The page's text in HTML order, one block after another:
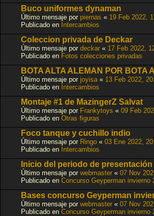
Buco uniformes dynaman
Último mensaje por piernas « 19 Feb 2022,
Publicado en Intercambios
Coleccion privada de Deckar
Último mensaje por deckar « 17 Feb 2022,
Publicado en Fotos colecciones privadas
BOTA ALTA ALEMAN POR BOTA
Último mensaje por joyisa « 13 Feb 2022,
Publicado en Intercambios
Montaje #1 de MazingerZ Salvat
Último mensaje por Frankytoys « 09 Feb
Publicado en Otras figuras
Foco tanque y cuchillo indio
Último mensaje por Ringo « 03 Ene 2022,
Publicado en Intercambios
Inicio del periodo de
Último mensaje por webmaster « 07 Nov
Publicado en Concurso Geyperman invierno
Bases concurso Geyperman
Último mensaje por webmaster « 07 Nov
Publicado en Concurso Geyperman invierno